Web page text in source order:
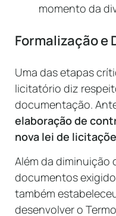
momento da
Formalização e
Uma das etapas
licitatório diz
documentação.
elaboração de
nova lei de
Além da diminuição
documentos
também
desenvolver o